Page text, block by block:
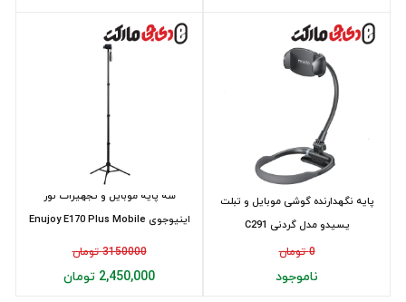
سه پایه موبایل و تجهیزات نور
اینیوجوی Enujoy E170 Plus Mobile
Tripod
3150000 تومان
2,450,000 تومان
پایه نگهدارنده گوشی موبایل و تبلت
یسیدو مدل گردنی C291
0 تومان
ناموجود